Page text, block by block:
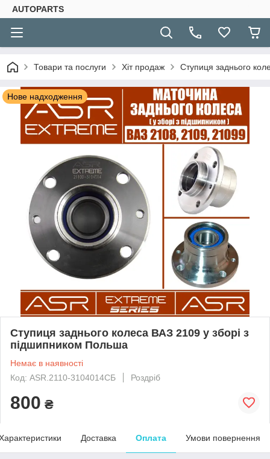
AUTOPARTS
Товари та послуги Хіт продаж Ступиця заднього
Нове надходження
Ступиця заднього колеса ВАЗ 2109 у зборі з
підшипником Польша
Немає в наявності
Код: ASR.2110-3104014СБ
Роздріб
800 ₴
Доставка Оплата Умови повернення